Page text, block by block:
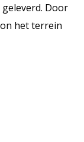
geleverd. Door
het terrein